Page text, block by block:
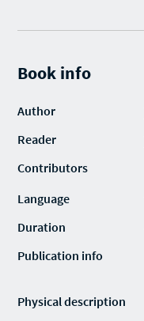
Book info
Author
Reader
Contributors
Language
Duration
Publication info
Physical description